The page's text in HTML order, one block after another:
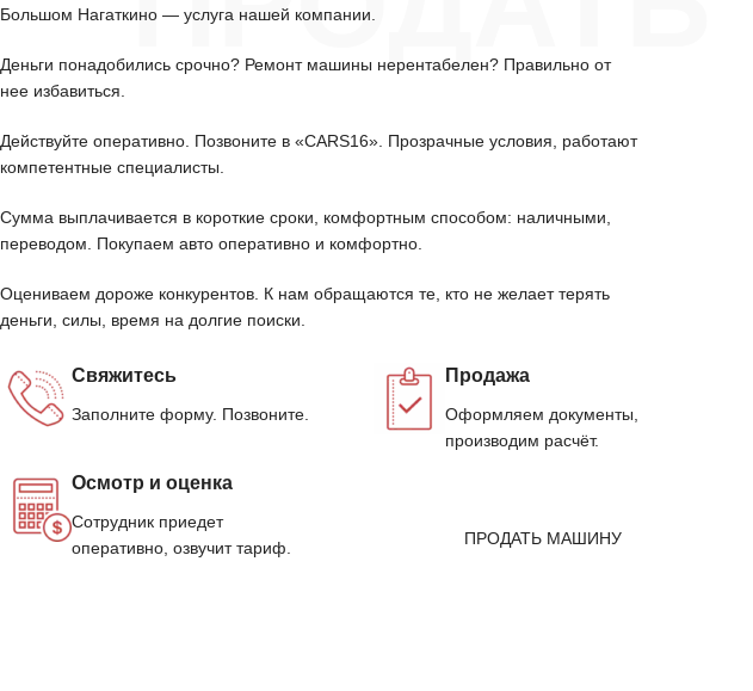
Большом Нагаткино — услуга нашей компании.
Деньги понадобились срочно? Ремонт машины нерентабелен? Правильно от
нее избавиться.
Действуйте оперативно. Позвоните в «CARS16». Прозрачные условия, работают
компетентные специалисты.
Сумма выплачивается в короткие сроки, комфортным способом: наличными,
переводом. Покупаем авто оперативно и комфортно.
Оцениваем дороже конкурентов. К нам обращаются те, кто не желает терять
деньги, силы, время на долгие поиски.
Свяжитесь
Заполните форму. Позвоните.
Осмотр и оценка
Сотрудник приедет
оперативно, озвучит тариф.
Продажа
Оформляем документы,
производим расчёт.
ПРОДАТЬ МАШИНУ